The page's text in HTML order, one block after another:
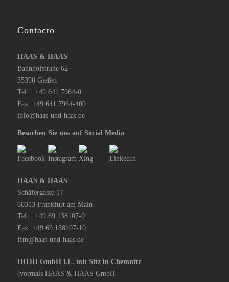
Contacto
HAAS & HAAS
Bahnhofstraße 62
35390 Gießen
Tel .: +49 641 7964-0
Fax: +49 641 7964-400
info@haas-und-haas.de
Besuchen Sie uns auf Social Media
HAAS & HAAS
Schäfergasse 17
60313 Frankfurt am Main
Tel .: +49 69 138107-0
Fax: +49 69 138107-10
ffm@haas-und-haas.de
HOJH GmbH i.L. mit Sitz in Chemnitz
(vormals HAAS & HAAS GmbH